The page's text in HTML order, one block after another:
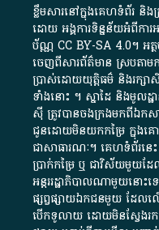
ខ្លឹមសារ​នៅ​ក្នុង​គេហទំព័រ និ
ដោយ​ អង្គការ​ទិន្នន័យ​អំពី​ការ
ប័ណ្ណ​CC BY-SA 4.0។​ អត្
ចេញពី​សារព័ត៌មាន ស្របតាម
ប្រាស់​ដោយ​យុត្តិធម៌​ និង​រក្សាសិ
ទាំង​នោះ​ ។​ ស្នាដៃ​ និង​មូលដ្
ស៊ី​ ត្រូវ​បាន​ចងក្រង​មក​ពី​ឯកស
ជូន​ដោយ​មិន​យក​កម្រៃ​ ក្នុង​គ
ជា​សាធារណៈ​។​ គេហទំព័រ​នេះ​
ប្រាក់​កម្រៃ​ ឬ​ ជា​វិស័យ​មួយ​ដែ
អន្តររដ្ឋាភិបាល​ណាមួយ​នោះ​ទ
ផ្សព្វផ្សាយ​ឯកជន​មួយ​ ដែ
បើក​ទូលាយ​ ដោយ​មិនស្វែង​